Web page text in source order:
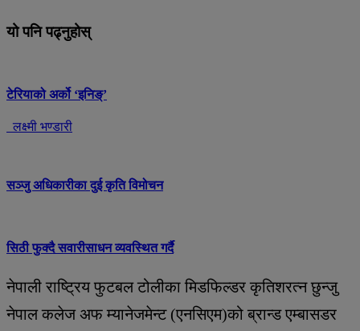
यो पनि पढ्नुहोस्
टेरियाको अर्को ‘इनिङ्’
लक्ष्मी भण्डारी
सञ्जु अधिकारीका दुई कृति विमोचन
सिठी फुक्दै सवारीसाधन व्यवस्थित गर्दै
नेपाली राष्ट्रिय फुटबल टोलीका मिडफिल्डर कृतिशरत्न छुन्जु
नेपाल कलेज अफ म्यानेजमेन्ट (एनसिएम)को ब्रान्ड एम्बासडर